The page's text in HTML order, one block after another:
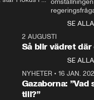
Ulf Kristersson
centrum i
avsnittet av
Makten”. Se
Aftonbladets
Rohwedder
Thand Ring
SE ALLA
2 AUGUSTI
Så blir vädret där
SE ALLA
NYHETER• 16 JAN.
Gazaborna:
till?”